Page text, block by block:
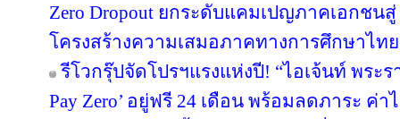
Zero Dropout ยกระดับแคมเปญภาคเอกชน
โครงสร้างความเสมอภาคทางการศึกษาไทย
รีโวกรุ๊ปจัดโปรฯแรงแห่งปี! “ไอเจ้นท์ พระร
Pay Zero’ อยู่ฟรี 24 เดือน พร้อมลดภาระ ค่